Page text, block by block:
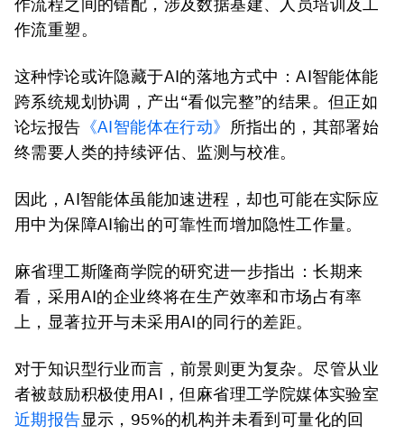
作流程之间的错配，涉及数据基建、人员培训及工
作流重塑。
这种悖论或许隐藏于AI的落地方式中：AI智能体能
跨系统规划协调，产出“看似完整”的结果。但正如
论坛报告 《AI智能体在行动》
所指出的，其部署始
终需要人类的持续评估、监测与校准。
因此，AI智能体虽能加速进程，却也可能在实际应
用中为保障AI输出的可靠性而增加隐性工作量。
麻省理工斯隆商学院的研究进一步指出：长期来
看，采用AI的企业终将在生产效率和市场占有率
上，显著拉开与未采用AI的同行的差距。
对于知识型行业而言，前景则更为复杂。尽管从业
者被鼓励积极使用AI，但麻省理工学院媒体实验室
近期报告显示，95%的机构并未看到可量化的回